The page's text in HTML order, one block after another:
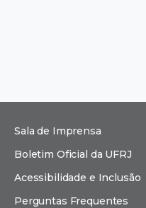
Sala de Imprensa
Boletim Oficial da UFRJ
Acessibilidade e Inclusão
Perguntas Frequentes